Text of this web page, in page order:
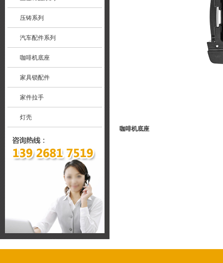
压铸系列
汽车配件系列
咖啡机底座
家具锁配件
家件拉手
灯壳
咖啡机底座